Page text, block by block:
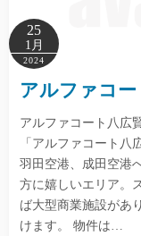
25
1月
2024
アルファコ
アルファコート八広
「アルファコート八
羽田空港、成田空港
方に嬉しいエリア。
ば大型商業施設があ
けます。 物件は…